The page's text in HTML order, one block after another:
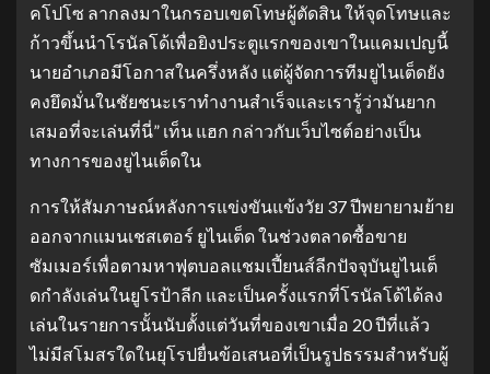
คโปโซ ลากลงมาในกรอบเขตโทษผู้ตัดสิน ให้จุดโทษและ
ก้าวขึ้นนําโรนัลโด้เพื่อยิงประตูแรกของเขาในแคมเปญนี้
นายอําเภอมีโอกาสในครึ่งหลัง แต่ผู้จัดการทีมยูไนเต็ดยัง
คงยึดมั่นในชัยชนะเราทํางานสําเร็จและเรารู้ว่ามันยาก
เสมอที่จะเล่นที่นี่” เท็น แฮก กล่าวกับเว็บไซต์อย่างเป็น
ทางการของยูไนเต็ดใน
การให้สัมภาษณ์หลังการแข่งขันแข้งวัย 37 ปีพยายามย้าย
ออกจากแมนเชสเตอร์ ยูไนเต็ด ในช่วงตลาดซื้อขาย
ซัมเมอร์เพื่อตามหาฟุตบอลแชมเปี้ยนส์ลีกปัจจุบันยูไนเต็
ดกําลังเล่นในยูโรป้าลีก และเป็นครั้งแรกที่โรนัลโด้ได้ลง
เล่นในรายการนั้นนับตั้งแต่วันที่ของเขาเมื่อ 20 ปีที่แล้ว
ไม่มีสโมสรใดในยุโรปยื่นข้อเสนอที่เป็นรูปธรรมสําหรับผู้